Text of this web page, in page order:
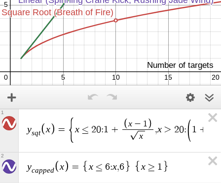
ysqt x = x ≤ 20:1 +
x − 1
x
,x > 20: 1 +
x
1
ycapped x = x ≤ 6:x,6 x ≥ 1
2